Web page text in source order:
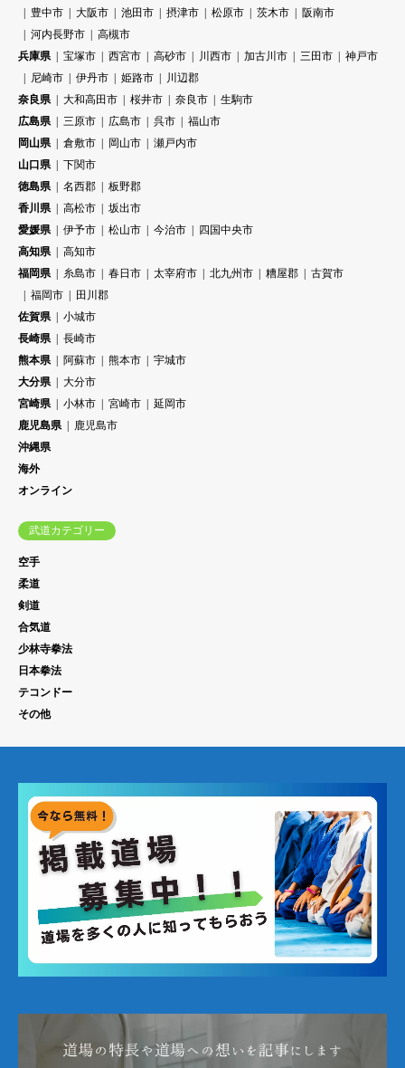
豊中市
大阪市 池田市 摂津市 松原市 茨木市
阪南市
河内長野市
高槻市
兵庫県
宝塚市 西宮市 高砂市 川西市 加古川市 三田市
神戸市
尼崎市
伊丹市 姫路市
川辺郡
奈良県
大和高田市 桜井市 奈良市
生駒市
広島県
三原市 広島市 呉市
福山市
岡山県
倉敷市 岡山市
瀬戸内市
山口県
下関市
徳島県
名西郡
板野郡
香川県
高松市
坂出市
愛媛県
伊予市 松山市 今治市
四国中央市
高知県
高知市
福岡県
糸島市 春日市 太宰府市 北九州市 糟屋郡
古賀市
福岡市
田川郡
佐賀県
小城市
長崎県
長崎市
熊本県
阿蘇市 熊本市
宇城市
大分県
大分市
宮崎県
小林市 宮崎市
延岡市
鹿児島県
鹿児島市
沖縄県
海外
オンライン
武道カテゴリー
空手
柔道
剣道
合気道
少林寺拳法
日本拳法
テコンドー
その他